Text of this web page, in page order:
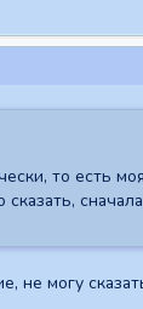
то есть
не могу